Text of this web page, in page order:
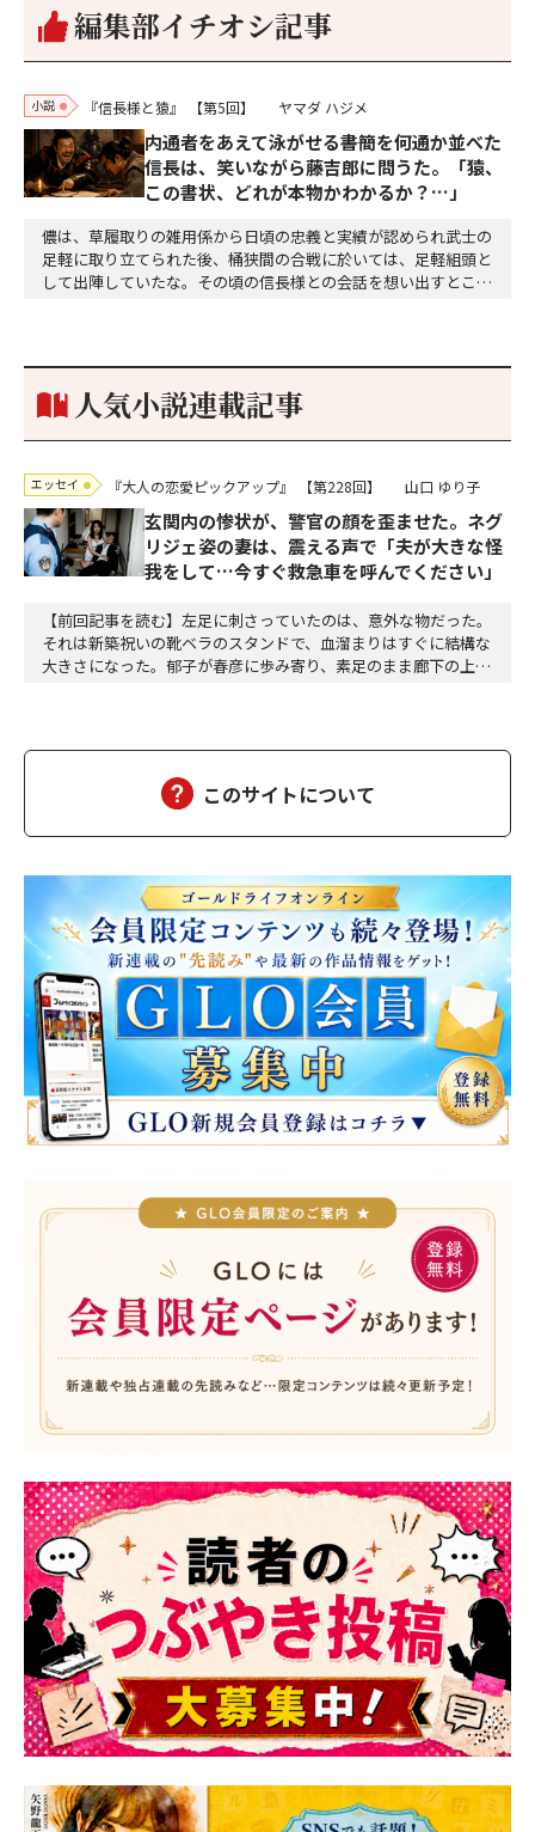
編集部イチオシ記事
小説 『信長様と猿』 【第5回】 ヤマダ ハジメ
内通者をあえて泳がせる――書簡を何通か並べた
信長は、笑いながら藤吉郎に問うた。「猿、
この書状、どれが本物かわかるか？…」
儂は、草履取りの雑用係から日頃の忠義と実績が認められ武士の
足軽に取り立てられた後、桶狭間の合戦に於いては、足軽組頭と
して出陣していたな。その頃の信長様との会話を想い出すとこん
り。どうして勝てたのか、未だにわかりません。…
人気小説連載記事
エッセイ 『大人の恋愛ピックアップ』 【第228回】 山口 ゆり子
玄関内の惨状が、警官の顔を歪ませた。ネグ
リジェ姿の妻は、震える声で「夫が大きな怪
我をして…今すぐ救急車を呼んでください」
【前回記事を読む】左足に刺さっていたのは、意外な物だった。
それは新築祝いの靴ベラのスタンドで、血溜まりはすぐに結構な
大きさになった。郁子が春彦に歩み寄り、素足のまま廊下の上が
何かの実験を見ているようだった。重く下がり始めた視…
このサイトについて